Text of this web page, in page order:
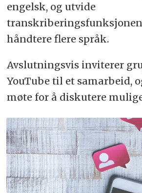
engelsk, og utvide
håndtere flere språk.
Avslutningsvis inviterer
YouTube til et samarbeid,
møte for å diskutere